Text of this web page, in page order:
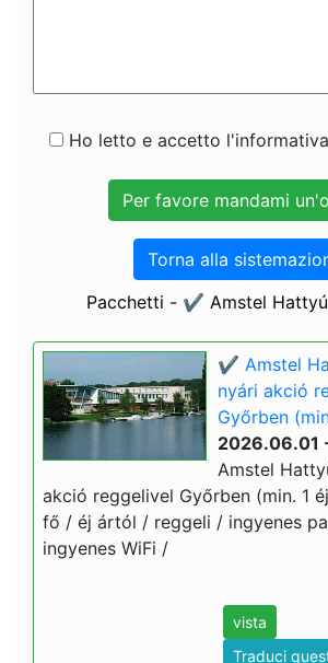
Ho letto e accetto
Torna alla
Pacchetti - ✔️ Amstel
✔️ Amstel
nyári akció
Győrben
2026.06.01
Amstel
akció reggelivel Győrben (min. 1
fő / éj ártól / reggeli / ingyenes
ingyenes WiFi /
vista
Traduci